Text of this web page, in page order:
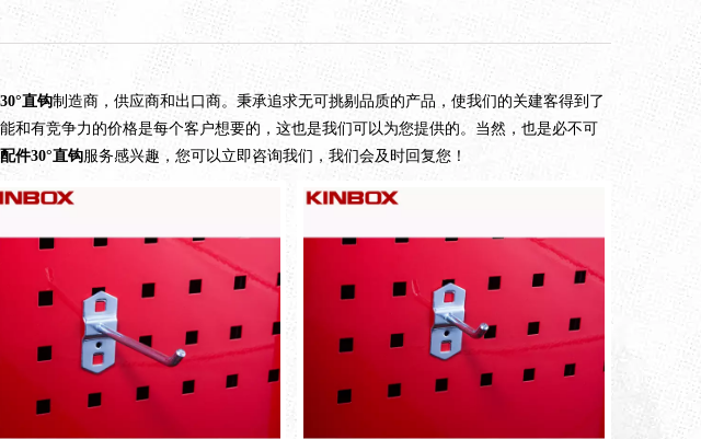
直钩制造商，供应商和出口商。秉承追求无可挑剔品质的产品，使我们的关建客得到了
和有竞争力的价格是每个客户想要的，这也是我们可以为您提供的。当然，也是必不可
件30°直钩服务感兴趣，您可以立即咨询我们，我们会及时回复您！